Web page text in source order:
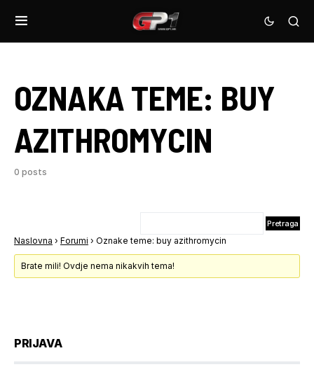
OZNAKA TEME: BUY
AZITHROMYCIN
0 posts
Naslovna › Forumi › Oznake teme: buy azithromycin
Brate mili! Ovdje nema nikakvih tema!
PRIJAVA